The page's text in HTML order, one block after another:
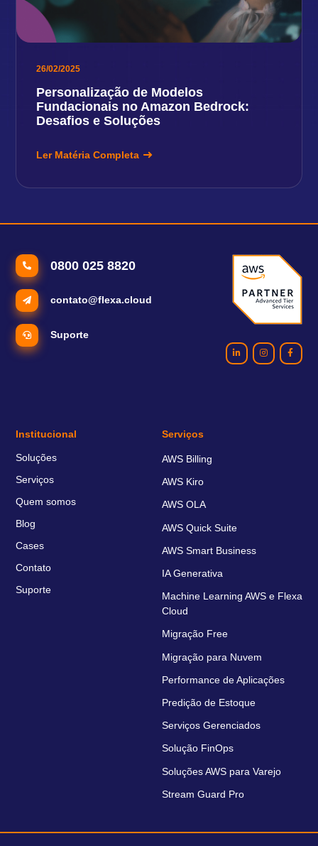
26/02/2025
Personalização de Modelos
Fundacionais no Amazon Bedrock:
Desafios e Soluções
Ler Matéria Completa
0800 025 8820
contato@flexa.cloud
Suporte
Institucional
Soluções
Serviços
Quem somos
Blog
Cases
Contato
Suporte
Serviços
AWS Billing
AWS Kiro
AWS OLA
AWS Quick Suite
AWS Smart Business
IA Generativa
Machine Learning AWS e Flexa
Cloud
Migração Free
Migração para Nuvem
Performance de Aplicações
Predição de Estoque
Serviços Gerenciados
Solução FinOps
Soluções AWS para Varejo
Stream Guard Pro